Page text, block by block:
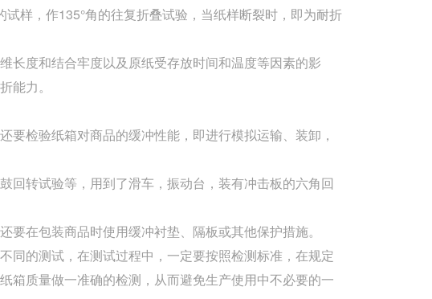
样，作135°角的往复折叠试验，当纸样断裂时，即为耐折
长度和结合牢度以及原纸受存放时间和温度等因素的影
能力。
检验纸箱对商品的缓冲性能，即进行模拟运输、装卸，
回转试验等，用到了滑车，振动台，装有冲击板的六角回
在包装商品时使用缓冲衬垫、隔板或其他保护措施。
同的测试，在测试过程中，一定要按照检测标准，在规定
箱质量做一准确的检测，从而避免生产使用中不必要的一